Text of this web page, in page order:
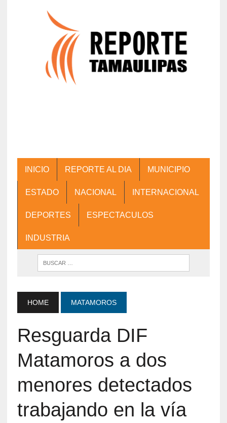
INICIO REPORTE AL DIA MUNICIPIO
ESTADO NACIONAL INTERNACIONAL
DEPORTES ESPECTACULOS
INDUSTRIA
HOME MATAMOROS
Resguarda DIF
Matamoros a dos
menores detectados
trabajando en la vía